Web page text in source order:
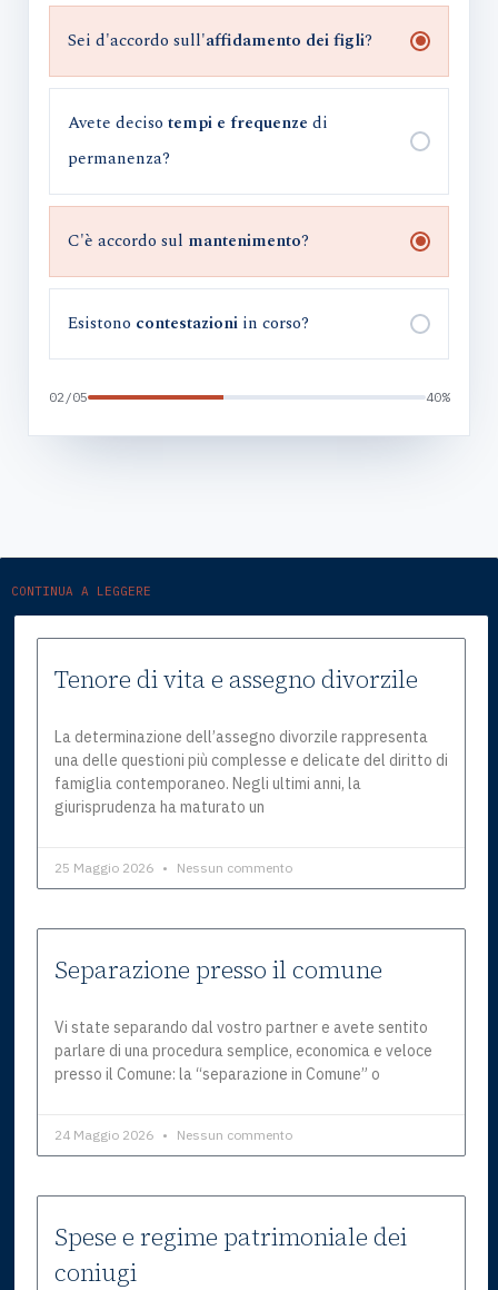
Sei d'accordo sull'affidamento dei figli?
Avete deciso tempi e frequenze di
permanenza?
C'è accordo sul mantenimento?
Esistono contestazioni in corso?
02/05 40%
CONTINUA A LEGGERE
Tenore di vita e assegno divorzile
La determinazione dell’assegno divorzile rappresenta
una delle questioni più complesse e delicate del diritto di
famiglia contemporaneo. Negli ultimi anni, la
giurisprudenza ha maturato un
25 Maggio 2026 Nessun commento
Separazione presso il comune
Vi state separando dal vostro partner e avete sentito
parlare di una procedura semplice, economica e veloce
presso il Comune: la “separazione in Comune” o
24 Maggio 2026 Nessun commento
Spese e regime patrimoniale dei
coniugi